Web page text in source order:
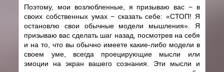
Поэтому, мои возлюбленные, я призываю вас − в
своих собственных умах − сказать себе: «СТОП! Я
остановлю свои обычные модели мышления». Я
призываю вас сделать шаг назад, посмотрев на себя
и на то, что вы обычно имеете какие-либо модели в
своем уме, всегда проецирующие мысли или
эмоции на экран вашего сознания. Эти мысли и